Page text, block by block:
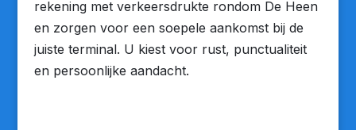
rekening met verkeersdrukte rondom De Heen
en zorgen voor een soepele aankomst bij de
juiste terminal. U kiest voor rust, punctualiteit
en persoonlijke aandacht.